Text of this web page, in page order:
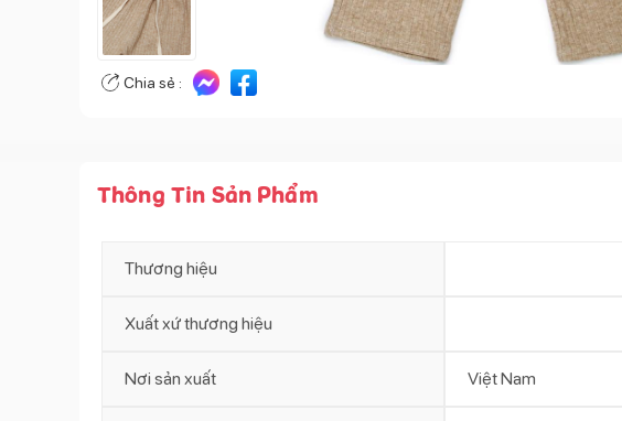
Chia sẻ :
Thông Tin Sản Phẩm
Thương hiệu
Xuất xứ thương hiệu
Nơi sản xuất Việt Nam